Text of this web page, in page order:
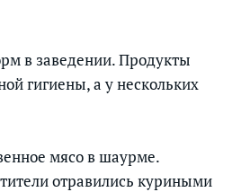
в заведении. Продукты
гигиены, а у нескольких
мясо в шаурме.
отравились куриными